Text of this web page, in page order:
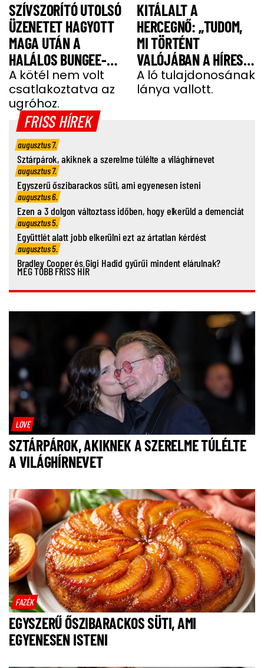
SZÍVSZORÍTÓ UTOLSÓ
ÜZENETET HAGYOTT
MAGA UTÁN A
HALÁLOS BUNGEE-
UGRÁS ELŐTT A
FIATAL NŐ
A kötél nem volt
csatlakoztatva az
ugróhoz.
KITÁLALT A
HERCEGNŐ: „TUDOM,
MI TÖRTÉNT
VALÓJÁBAN A HÍRES
SHERGAR CSŐDÖRREL”
A ló tulajdonosának
lánya vallott.
FRISS HÍREK
augusztus 7.
Sztárpárok, akiknek a szerelme túlélte a világhírnevet
augusztus 7.
Egyszerű őszibarackos süti, ami egyenesen isteni
augusztus 6.
Ezen a 3 dolgon változtass időben, hogy elkerüld a demenciát
augusztus 5.
Együttlét alatt jobb elkerülni ezt az ártatlan kérdést
augusztus 5.
Bradley Cooper és Gigi Hadid gyűrűi mindent elárulnak?
MÉG TÖBB FRISS HÍR
LOVE
SZTÁRPÁROK, AKIKNEK A SZERELME TÚLÉLTE
A VILÁGHÍRNEVET
FAZÉK
EGYSZERŰ ŐSZIBARACKOS SÜTI, AMI
EGYENESEN ISTENI